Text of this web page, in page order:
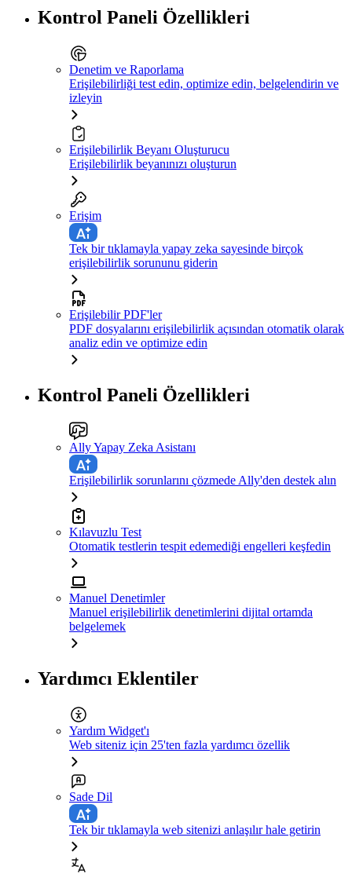
Kontrol Paneli Özellikleri
Denetim ve Raporlama
Erişilebilirliği test edin, optimize edin, belgelendirin ve
izleyin
Erişilebilirlik Beyanı Oluşturucu
Erişilebilirlik beyanınızı oluşturun
Erişim
Tek bir tıklamayla yapay zeka sayesinde birçok
erişilebilirlik sorununu giderin
Erişilebilir PDF'ler
PDF dosyalarını erişilebilirlik açısından otomatik olarak
analiz edin ve optimize edin
Kontrol Paneli Özellikleri
Ally Yapay Zeka Asistanı
Erişilebilirlik sorunlarını çözmede Ally'den destek alın
Kılavuzlu Test
Otomatik testlerin tespit edemediği engelleri keşfedin
Manuel Denetimler
Manuel erişilebilirlik denetimlerini dijital ortamda
belgelemek
Yardımcı Eklentiler
Yardım Widget'ı
Web siteniz için 25'ten fazla yardımcı özellik
Sade Dil
Tek bir tıklamayla web sitenizi anlaşılır hale getirin